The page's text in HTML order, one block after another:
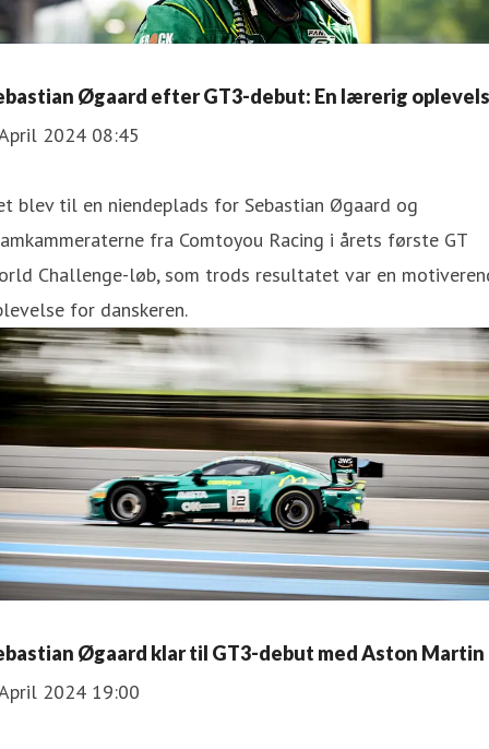
Øgaard efter GT3-debut: En lærerig
2024 08:45
blev til en niendeplads for Sebastian Øgaard og
fra Comtoyou Racing i årets første GT
Challenge-løb, som trods resultatet var en
for danskeren.
Øgaard klar til GT3-debut med Aston Martin
2024 19:00